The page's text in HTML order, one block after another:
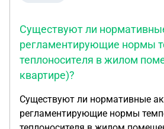
Существуют ли
регламентирующие нормы
теплоносителя в жилом
квартире)?
Существуют ли нормативные
регламентирующие нормы